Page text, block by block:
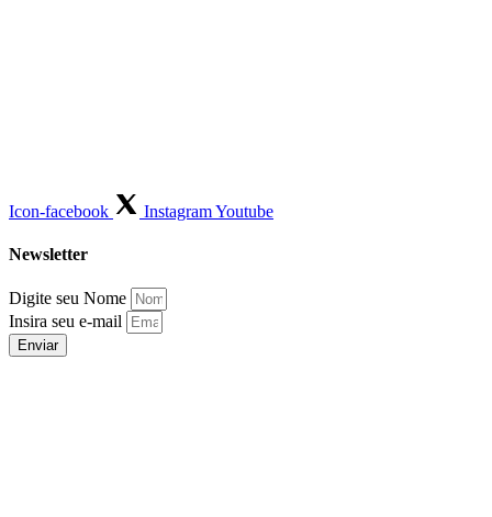
Icon-facebook InstagramYoutube
Newsletter
Digite seu Nome
Insira seu e-mail
Enviar